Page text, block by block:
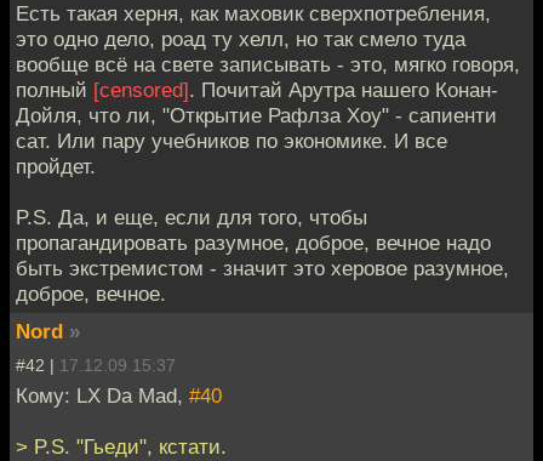
Есть такая херня, как маховик сверхпотребления,
это одно дело, роад ту хелл, но так смело туда
вообще всё на свете записывать - это, мягко говоря,
полный [censored]. Почитай Арутра нашего Конан-
Дойля, что ли, "Открытие Рафлза Хоу" - сапиенти
сат. Или пару учебников по экономике. И все
пройдет.
P.S. Да, и еще, если для того, чтобы
пропагандировать разумное, доброе, вечное надо
быть экстремистом - значит это херовое разумное,
доброе, вечное.
Nord »
#42 | 17.12.09 15:37
Кому: LX Da Mad, #40
> P.S. "Гьеди", кстати.